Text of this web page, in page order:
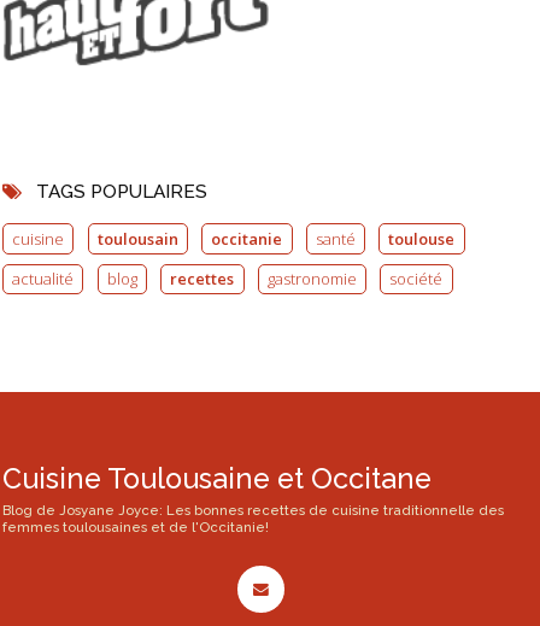
TAGS POPULAIRES
cuisine toulousain occitanie santé
toulouse
actualité
blog recettes gastronomie société
Cuisine Toulousaine et Occitane
Blog de Josyane Joyce: Les bonnes recettes de cuisine traditionnelle des
femmes toulousaines et de l'Occitanie!